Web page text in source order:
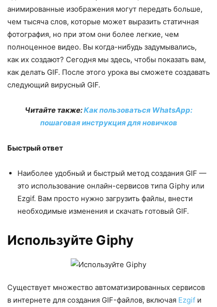
анимированные изображения могут передать больше,
чем тысяча слов, которые может выразить статичная
фотография, но при этом они более легкие, чем
полноценное видео. Вы когда-нибудь задумывались,
как их создают? Сегодня мы здесь, чтобы показать вам,
как делать GIF. После этого урока вы сможете создавать
следующий вирусный GIF.
Читайте также:Как пользоваться WhatsApp:
пошаговая инструкция для новичков
Быстрый ответ
Наиболее удобный и быстрый метод создания GIF —
это использование онлайн-сервисов типа Giphy или
Ezgif. Вам просто нужно загрузить файлы, внести
необходимые изменения и скачать готовый GIF.
Используйте Giphy
Существует множество автоматизированных сервисов
в интернете для создания GIF-файлов, включая Ezgif и